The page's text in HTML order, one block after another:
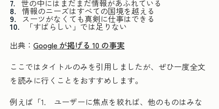
世の中にはまだまだ情報があふれている
情報のニーズはすべての国境を越える
スーツがなくても真剣に仕事はできる
「すばらしい」では足りない
出典： Google が掲げる 10 の事実
ここではタイトルのみを引用しましたが、ぜひ一度全文
を読みに行くことをおすすめします。
例えば「1. ユーザーに焦点を絞れば、他のものはみな